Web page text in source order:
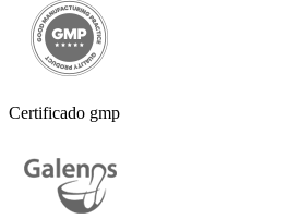
Certificado gmp